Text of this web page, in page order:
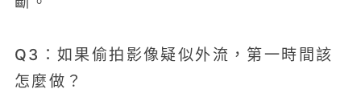
Q3：如果偷拍影像疑似外流，第一時間該
怎麼做？